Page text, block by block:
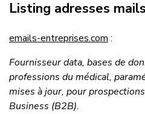
Listing adresses
emails-entreprises.com :
Fournisseur data, bases de
professions du médical,
mises à jour, pour
Business (B2B).